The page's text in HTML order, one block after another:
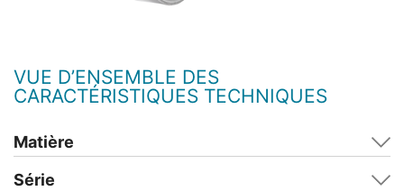
VUE D’ENSEMBLE DES
CARACTÉRISTIQUES TECHNIQUES
Matière
Série